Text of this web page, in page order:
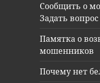
Сообщить о
Задать вопрос
Памятка о
мошенников
Почему нет